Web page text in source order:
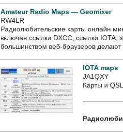
Amateur Radio Maps — Geomixer
RW4LR
Радиолюбительские карты онлайн
включая ссылки DXCC, ссылки IOTA,
большинством веб-браузеров
IOTA maps
JA1QXY
Карты и